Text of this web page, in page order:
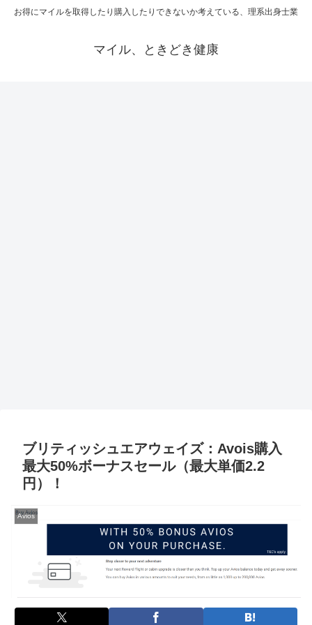
お得にマイルを取得したり購入したりできないか考えている、理系出身士業
マイル、ときどき健康
ブリティッシュエアウェイズ：Avois購入
最大50%ボーナスセール（最大単価2.2
円）！
Avios